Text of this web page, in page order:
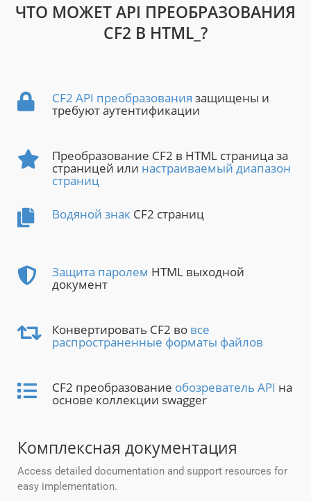
ЧТО МОЖЕТ API ПРЕОБРАЗОВАНИЯ
CF2 В HTML_?
CF2 API преобразования защищены и
требуют аутентификации
Преобразование CF2 в HTML страница за
страницей или настраиваемый диапазон
страниц
Водяной знак CF2 страниц
Защита паролем HTML выходной
документ
Конвертировать CF2 во все
распространенные форматы файлов
CF2 преобразование обозреватель API на
основе коллекции swagger
Комплексная документация
Access detailed documentation and support resources for
easy implementation.